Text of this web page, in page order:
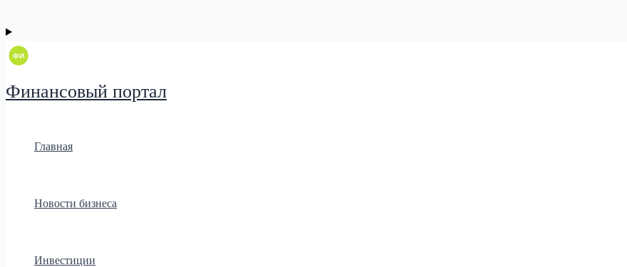
Финансовый портал
Главная
Новости бизнеса
Инвестиции